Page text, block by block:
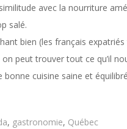
avec la nourriture
salé.
bien (les français expatriés
peut trouver tout ce qu’il
bonne cuisine saine et
, gastronomie, Québec